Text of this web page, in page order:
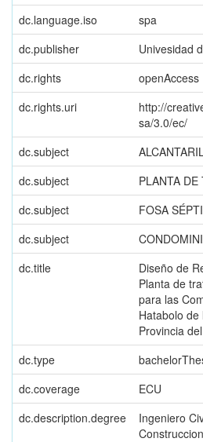
dc.language.iso
spa
dc.publisher
Univesidad
dc.rights
openAccess
dc.rights.uri
http://
sa/3.0/ec/
dc.subject
dc.subject
PLANTA DE
dc.subject
FOSA
dc.subject
dc.title
Diseño de
Planta de
para las
Hatabolo
Provincia
dc.type
dc.coverage
ECU
dc.description.degree
Ingeniero